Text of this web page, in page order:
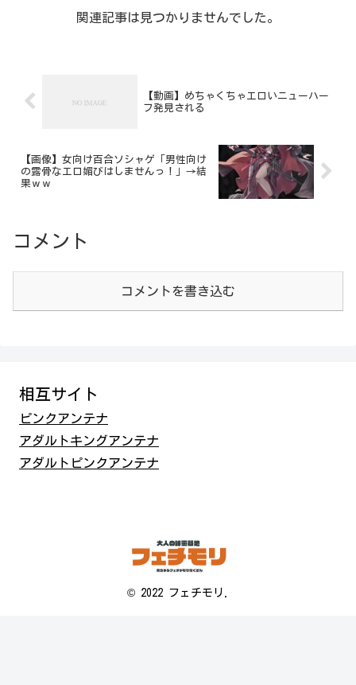
関連記事は見つかりませんでした。
【動画】めちゃくちゃエロいニューハー
フ発見される
【画像】女向け百合ソシャゲ「男性向け
の露骨なエロ媚びはしませんっ！」→結
果ｗｗ
コメント
コメントを書き込む
相互サイト
ピンクアンテナ
アダルトキングアンテナ
アダルトピンクアンテナ
© 2022 フェチモリ.